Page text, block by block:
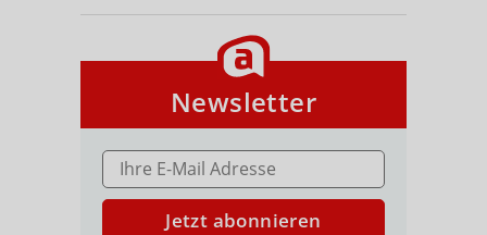
Newsletter
E-MAIL ADRESSE
Jetzt abonnieren